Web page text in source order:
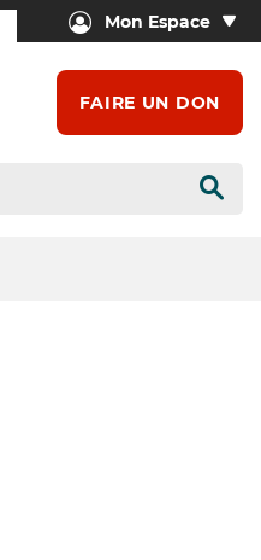
Mon Espace
FAIRE UN DON